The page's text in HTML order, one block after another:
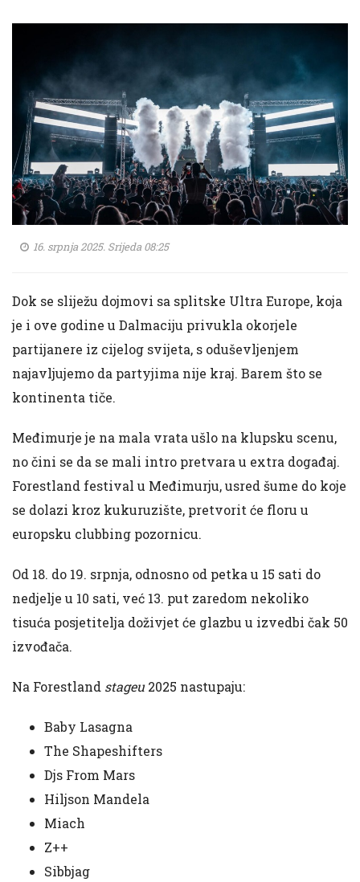
16. srpnja 2025. Srijeda 08:25
Dok se sliježu dojmovi sa splitske Ultra Europe, koja
je i ove godine u Dalmaciju privukla okorjele
partijanere iz cijelog svijeta, s oduševljenjem
najavljujemo da partyjima nije kraj. Barem što se
kontinenta tiče.
Međimurje je na mala vrata ušlo na klupsku scenu,
no čini se da se mali intro pretvara u extra događaj.
Forestland festival u Međimurju, usred šume do koje
se dolazi kroz kukuruzište, pretvorit će floru u
europsku clubbing pozornicu.
Od 18. do 19. srpnja, odnosno od petka u 15 sati do
nedjelje u 10 sati, već 13. put zaredom nekoliko
tisuća posjetitelja doživjet će glazbu u izvedbi čak 50
izvođača.
Na Forestland stageu2025 nastupaju:
Baby Lasagna
The Shapeshifters
Djs From Mars
Hiljson Mandela
Miach
Z++
Sibbjag